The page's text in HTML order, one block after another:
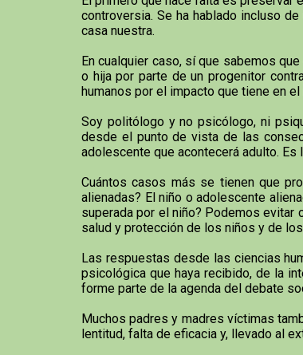
controversia. Se ha hablado incluso
casa nuestra.
En cualquier caso, sí que sabemos
o hija por parte de un progenitor
humanos por el impacto que tiene en
Soy politólogo y no psicólogo, ni
desde el punto de vista de las
adolescente que acontecerá adulto.
Cuántos casos más se tienen que
alienadas? El niño o adolescente
superada por el niño? Podemos
salud y protección de los niños y de
Las respuestas desde las ciencias
psicológica que haya recibido, de la
forme parte de la agenda del debate
Muchos padres y madres víctimas
lentitud, falta de eficacia y, llevado al